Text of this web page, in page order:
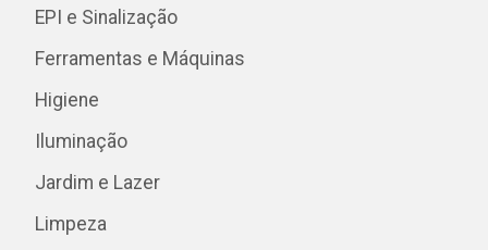
EPI e Sinalização
Ferramentas e Máquinas
Higiene
Iluminação
Jardim e Lazer
Limpeza